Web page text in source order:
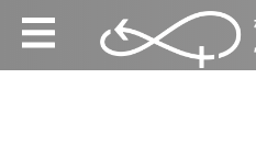
跳到主要內容區塊
:::